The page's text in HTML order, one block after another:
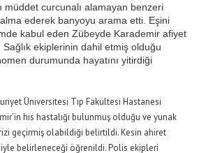
müddet curcunalı alamayan benzeri
ederek banyoyu arama etti. Eşini
kabul eden Zübeyde Karademir afiyet
ekiplerinin dahil etmiş olduğu
durumunda hayatını yitirdiği
Üniversitesi Tıp Fakültesi Hastanesi
his hastalığı bulunmuş olduğu ve yunak
geçirmiş olabildiği belirtildi. Kesin ahiret
belirleneceği öğrenildi. Polis ekipleri